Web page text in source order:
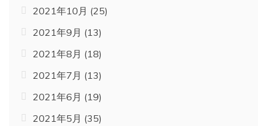
2021年10月 (25)
2021年9月 (13)
2021年8月 (18)
2021年7月 (13)
2021年6月 (19)
2021年5月 (35)